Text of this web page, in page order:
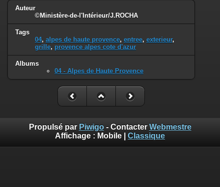
Auteur
©Ministère-de-l'Intérieur/J.ROCHA
Tags
04, alpes de haute provence, entree, exterieur,
grille, provence alpes cote d'azur
Albums
04 - Alpes de Haute Provence
Propulsé par Piwigo- Contacter Webmestre
Affichage : Mobile Classique